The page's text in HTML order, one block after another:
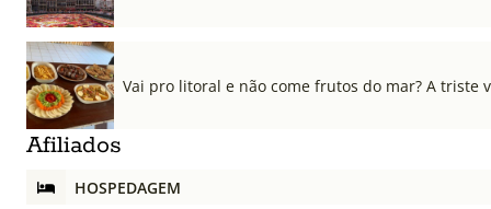
Vai pro litoral e não come frutos do mar? A triste
Afiliados
HOSPEDAGEM